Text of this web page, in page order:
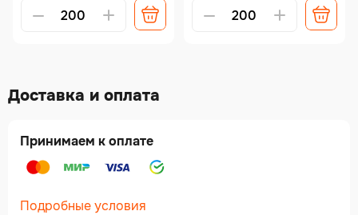
Доставка и оплата
Принимаем к оплате
Подробные условия